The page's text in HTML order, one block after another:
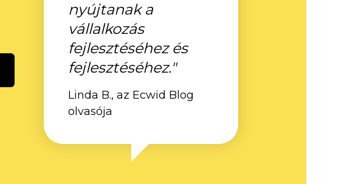
nyújtanak a
vállalkozás
fejlesztéséhez és
fejlesztéséhez."
Linda B., az Ecwid Blog
olvasója